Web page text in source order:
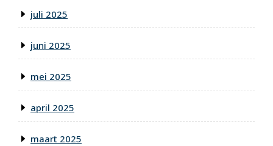
juli 2025
juni 2025
mei 2025
april 2025
maart 2025